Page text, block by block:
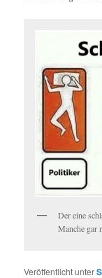
Der eine
Manche gar
Veröffentlicht unter